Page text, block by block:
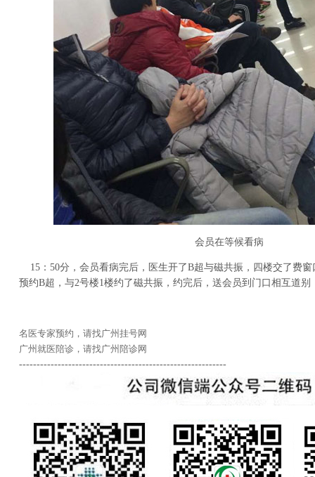
会员在等候看病
15：50分，会员看病完后，医生开了B超与磁共振，四楼交了费
预约B超，与2号楼1楼约了磁共振，约完后，送会员到门口相互道
名医专家预约，请找广州挂号网
广州就医陪诊，请找广州陪诊网
-----------------------------------------------------------